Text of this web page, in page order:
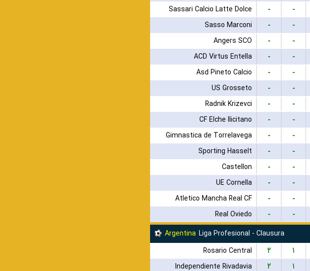
Sassari Calcio Latte Dolce
- -
Sasso Marconi
- -
Angers SCO
- -
ACD Virtus Entella
- -
Asd Pineto Calcio
- -
US Grosseto
- -
Radnik Krizevci
- -
CF Elche Ilicitano
- -
Gimnastica de Torrelavega
- -
Sporting Hasselt
- -
Castellon
- -
UE Cornella
- -
Atletico Mancha Real CF
- -
Real Oviedo
- -
Argentina Liga Profesional - Clausura
Rosario Central
۲ ۱
Independiente Rivadavia
۲ ۱